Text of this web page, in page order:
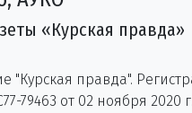
«Курская правда»
"Курская правда".
79463 от 02 ноября 2020